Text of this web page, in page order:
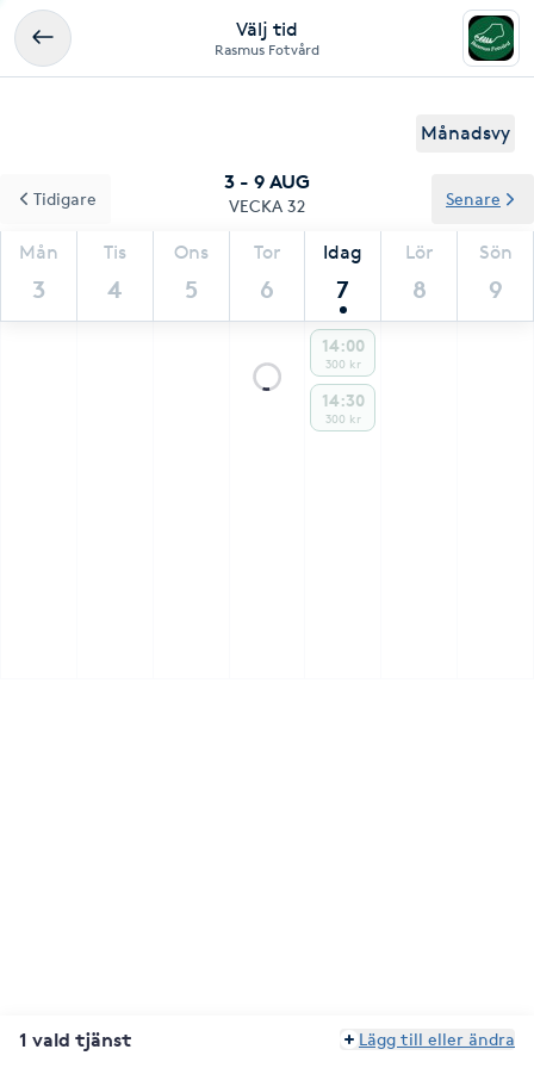
Välj tid
Rasmus Fotvård
Månadsvy
3 - 9 AUG
VECKA 32
Mån
3
Tis
4
Ons
5
Tor
6
Idag
7
Lör
8
Sön
9
Tidigare Senare
14:00
300 kr
14:30
300 kr
1 vald tjänst Lägg till eller ändra